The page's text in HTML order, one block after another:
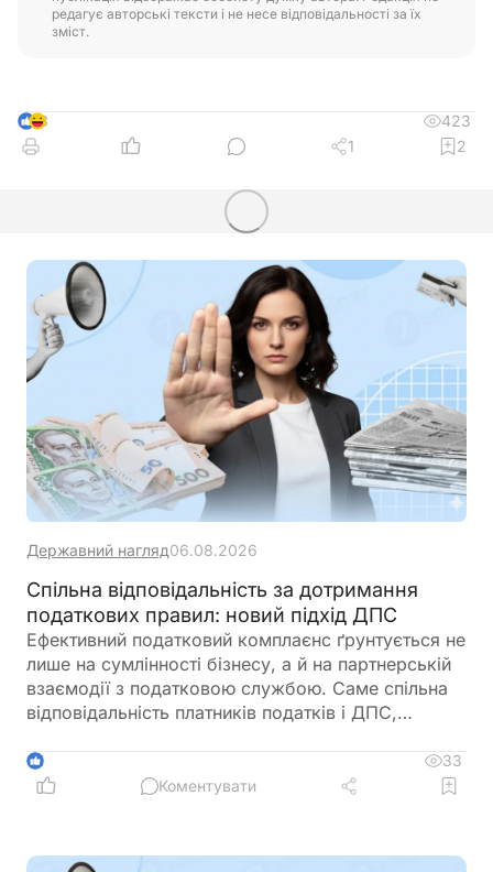
редагує авторські тексти і не несе відповідальності за їх
зміст.
3
423
1
2
Державний нагляд06.08.2026
Спільна відповідальність за дотримання
податкових правил: новий підхід ДПС
Ефективний податковий комплаєнс ґрунтується не
лише на сумлінності бізнесу, а й на партнерській
взаємодії з податковою службою. Саме спільна
відповідальність платників податків і ДПС,
підтримка допомагають мінімізувати податкові
ризики та запобігати порушенням ще до їх
1
33
Коментувати